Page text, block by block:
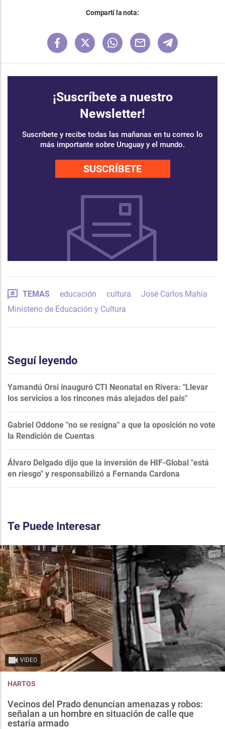
Compartí la nota:
¡Suscríbete a nuestro
Newsletter!
Suscríbete y recibe todas las mañanas en tu correo lo
más importante sobre Uruguay y el mundo.
SUSCRÍBETE
TEMAS educación cultura
José Carlos Mahía
Ministerio de Educación y Cultura
Seguí leyendo
Yamandú Orsi inauguró CTI Neonatal en Rivera: "Llevar
los servicios a los rincones más alejados del país"
Gabriel Oddone "no se resigna" a que la oposición no vote
la Rendición de Cuentas
Álvaro Delgado dijo que la inversión de HIF-Global "está
en riesgo" y responsabilizó a Fernanda Cardona
Te Puede Interesar
VIDEO
HARTOS
Vecinos del Prado denuncian amenazas y robos:
señalan a un hombre en situación de calle que
estaría armado